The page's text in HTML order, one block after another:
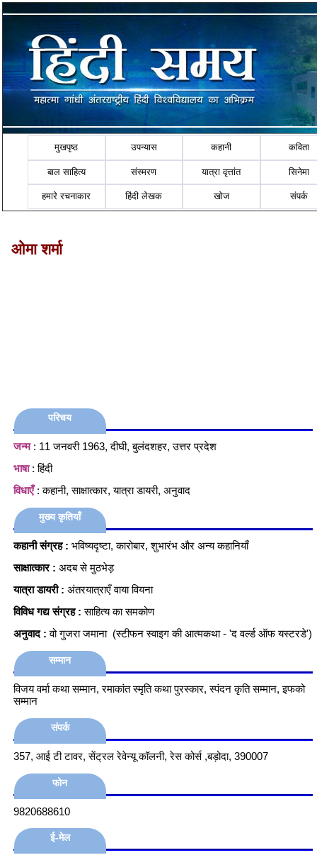
मुखपृष्ठ उपन्यास कहानी कविता
बाल साहित्य संस्मरण यात्रा वृत्तांत सिनेमा
हमारे रचनाकार हिंदी लेखक खोज संपर्क
ओमा शर्मा
परिचय
जन्म: 11 जनवरी 1963, दीघी, बुलंदशहर, उत्तर प्रदेश
भाषा: हिंदी
विधाएँ: कहानी, साक्षात्कार, यात्रा डायरी, अनुवाद
मुख्य कृतियाँ
कहानी संग्रह : भविष्यदृष्टा, कारोबार, शुभारंभ और अन्य कहानियाँ
साक्षात्कार : अदब से मुठभेड़
यात्रा डायरी : अंतरयात्राएँ वाया वियना
विविध गद्य संग्रह : साहित्य का समकोण
अनुवाद : वो गुजरा जमाना (स्टीफन स्वाइग की आत्मकथा - 'द वर्ल्ड ऑफ यस्टरडे')
सम्मान
विजय वर्मा कथा सम्मान, रमाकांत स्मृति कथा पुरस्कार, स्पंदन कृति सम्मान, इफको
सम्मान
संपर्क
357, आई टी टावर, सेंट्रल रेवेन्यू कॉलनी, रेस कोर्स ,बड़ोदा, 390007
फोन
9820688610
ई-मेल